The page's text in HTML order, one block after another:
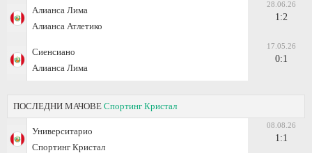
Алианса Лима
Алианса Атлетико
28.06.26
1:2
Сиенсиано
Алианса Лима
17.05.26
0:1
ПОСЛЕДНИ МАЧОВЕ Спортинг Кристал
Университарио
Спортинг Кристал
08.08.26
1:1